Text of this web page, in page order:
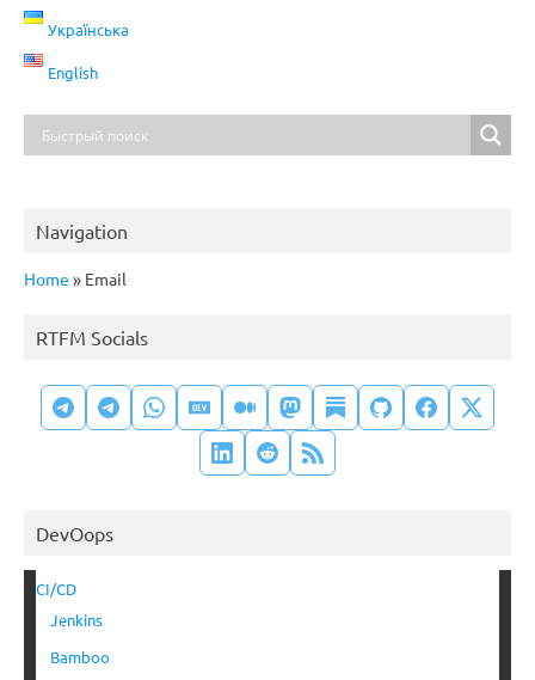
Українська
English
Navigation
Home » Email
RTFM Socials
DevOops
CI/CD
Jenkins
Bamboo